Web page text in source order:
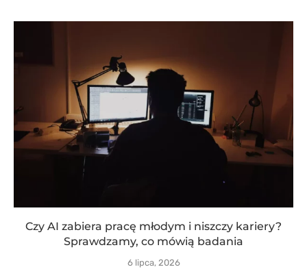
Czy AI zabiera pracę młodym i niszczy kariery?
Sprawdzamy, co mówią badania
6 lipca, 2026